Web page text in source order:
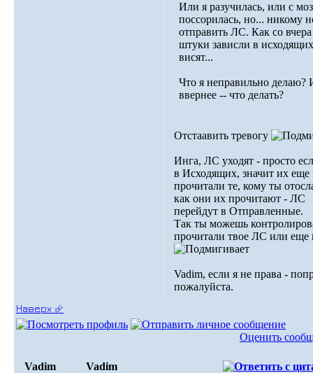
Или я разучилась, или с
поссорилась, но... никому
отправить ЛС. Как со
штуки зависли в
висят...
Что я неправильно делаю?
ввернее -- что делать?
Отстаавить тревогу
Инга, ЛС уходят - просто
в Исходящих, значит их еще
прочитали те, кому ты
как они их прочитают - ЛС
перейдут в Отправленные.
Так ты можешь
прочитали твое ЛС или еще
Vadim, если я не права -
пожалуйста.
Наверх ⮵
Оценить
Vadim Vadim